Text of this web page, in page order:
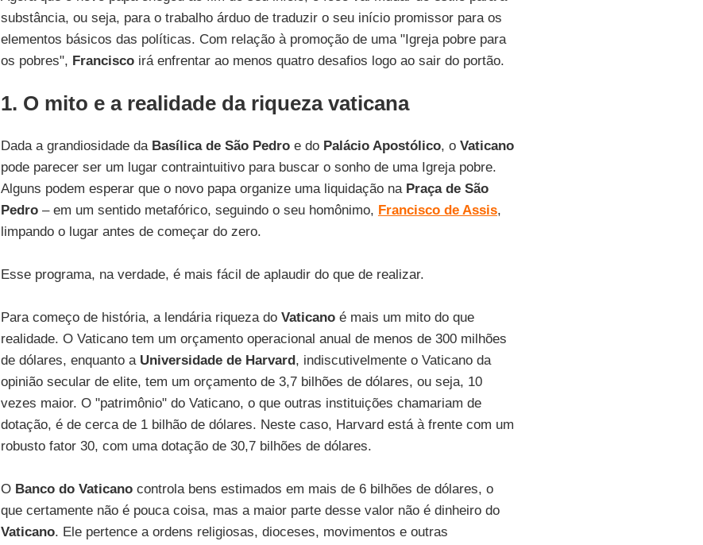
substância, ou seja, para o trabalho árduo de traduzir o seu início promissor para os
elementos básicos das políticas. Com relação à promoção de uma "Igreja pobre para
os pobres", Francisco irá enfrentar ao menos quatro desafios logo ao sair do portão.
1. O mito e a realidade da riqueza vaticana
Dada a grandiosidade da Basílica de São Pedro e do Palácio Apostólico, o Vaticano
pode parecer ser um lugar contraintuitivo para buscar o sonho de uma Igreja pobre.
Alguns podem esperar que o novo papa organize uma liquidação na Praça de São
Pedro – em um sentido metafórico, seguindo o seu homônimo, Francisco de Assis,
limpando o lugar antes de começar do zero.
Esse programa, na verdade, é mais fácil de aplaudir do que de realizar.
Para começo de história, a lendária riqueza do Vaticano é mais um mito do que
realidade. O Vaticano tem um orçamento operacional anual de menos de 300 milhões
de dólares, enquanto a Universidade de Harvard, indiscutivelmente o Vaticano da
opinião secular de elite, tem um orçamento de 3,7 bilhões de dólares, ou seja, 10
vezes maior. O "patrimônio" do Vaticano, o que outras instituições chamariam de
dotação, é de cerca de 1 bilhão de dólares. Neste caso, Harvard está à frente com um
robusto fator 30, com uma dotação de 30,7 bilhões de dólares.
O Banco do Vaticano controla bens estimados em mais de 6 bilhões de dólares, o
que certamente não é pouca coisa, mas a maior parte desse valor não é dinheiro do
Vaticano. Ele pertence a ordens religiosas, dioceses, movimentos e outras